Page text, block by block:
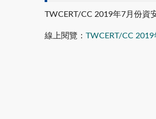
TWCERT/CC 2019年7月份資
線上閱覽： TWCERT/CC